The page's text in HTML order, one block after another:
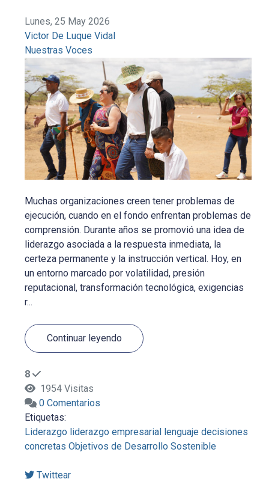
Lunes, 25 May 2026
Victor De Luque Vidal
Nuestras Voces
Muchas organizaciones creen tener problemas de
ejecución, cuando en el fondo enfrentan problemas de
comprensión. Durante años se promovió una idea de
liderazgo asociada a la respuesta inmediata, la
certeza permanente y la instrucción vertical. Hoy, en
un entorno marcado por volatilidad, presión
reputacional, transformación tecnológica, exigencias
r...
Continuar leyendo
8
1954 Visitas
0 Comentarios
Etiquetas:
Liderazgo liderazgo empresarial lenguaje decisiones
concretas Objetivos de Desarrollo Sostenible
Twittear